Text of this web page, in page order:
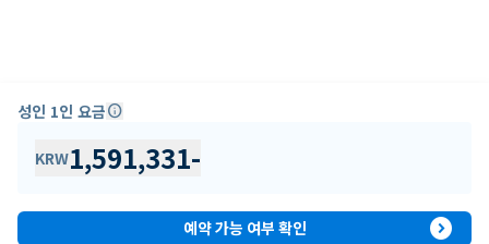
성인 1인 요금info
KRW1,591,331-
예약 가능 여부 확인 expand_circle_right